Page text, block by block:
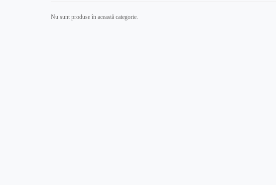
Nu sunt produse în această categorie.